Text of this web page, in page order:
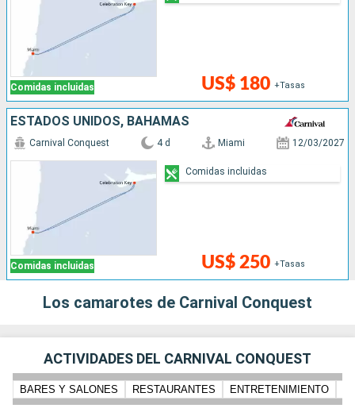
Comidas incluidas US$ 180 +Tasas
ESTADOS UNIDOS, BAHAMAS
Comidas incluidas
Carnival Conquest 4 d Miami 12/03/2027
US$ 250 +Tasas
Comidas incluidas
Los camarotes de Carnival Conquest
ACTIVIDADES DEL CARNIVAL CONQUEST
BARES Y SALONES RESTAURANTES ENTRETENIMIENTO